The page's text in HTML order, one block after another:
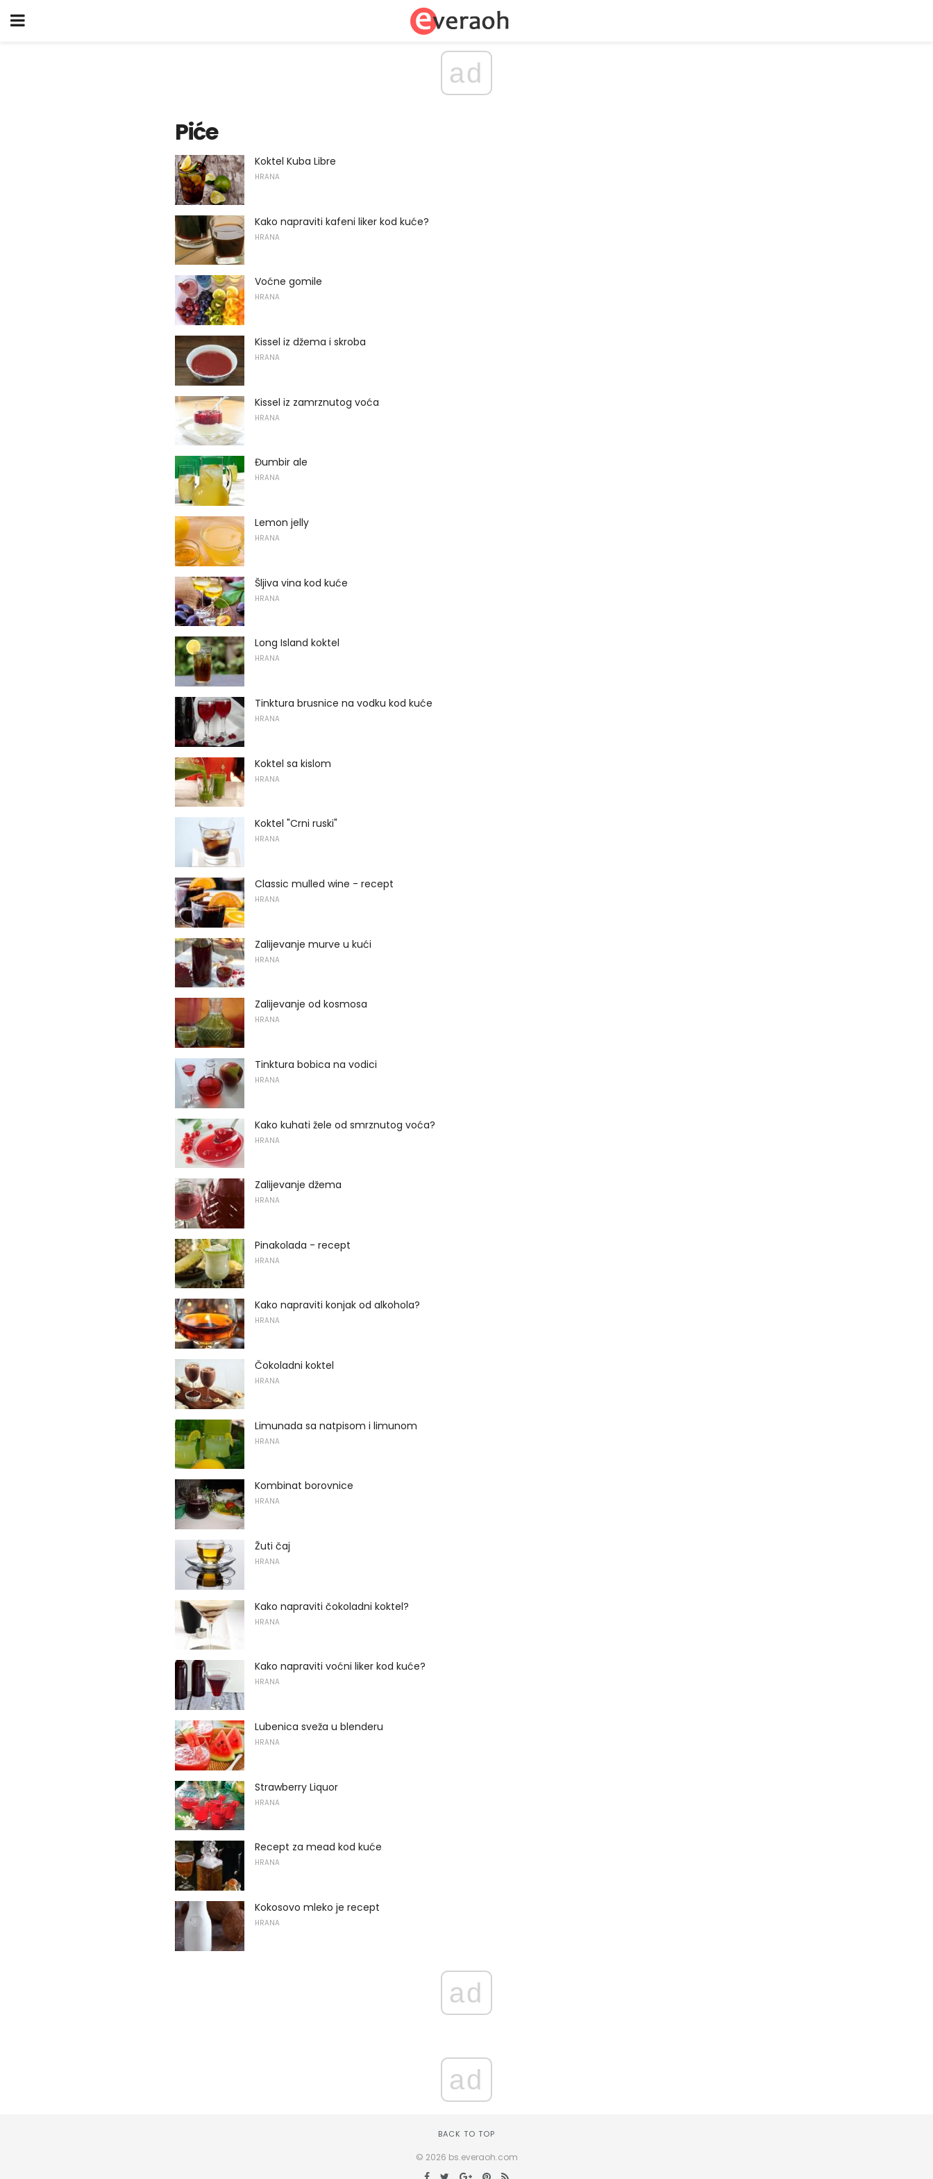
ad
Piće
Koktel Kuba Libre
HRANA
Kako napraviti kafeni liker kod kuće?
HRANA
Voćne gomile
HRANA
Kissel iz džema i skroba
HRANA
Kissel iz zamrznutog voća
HRANA
Đumbir ale
HRANA
Lemon jelly
HRANA
Šljiva vina kod kuće
HRANA
Long Island koktel
HRANA
Tinktura brusnice na vodku kod kuće
HRANA
Koktel sa kislom
HRANA
Koktel "Crni ruski"
HRANA
Classic mulled wine - recept
HRANA
Zalijevanje murve u kući
HRANA
Zalijevanje od kosmosa
HRANA
Tinktura bobica na vodici
HRANA
Kako kuhati žele od smrznutog voća?
HRANA
Zalijevanje džema
HRANA
Pinakolada - recept
HRANA
Kako napraviti konjak od alkohola?
HRANA
Čokoladni koktel
HRANA
Limunada sa natpisom i limunom
HRANA
Kombinat borovnice
HRANA
Žuti čaj
HRANA
Kako napraviti čokoladni koktel?
HRANA
Kako napraviti voćni liker kod kuće?
HRANA
Lubenica sveža u blenderu
HRANA
Strawberry Liquor
HRANA
Recept za mead kod kuće
HRANA
Kokosovo mleko je recept
HRANA
ad
ad
BACK TO TOP
© 2026 bs.everaoh.com